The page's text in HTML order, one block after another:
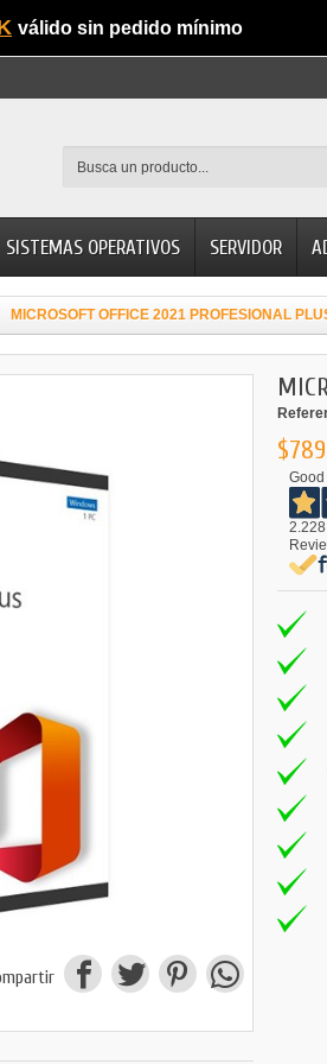
válido sin pedido mínimo
SISTEMAS OPERATIVOS SERVIDOR
MICROSOFT OFFICE 2021 PROFESIONAL
Good
2.228